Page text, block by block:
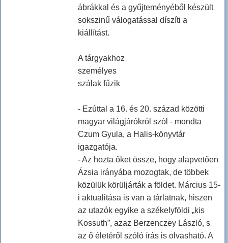
ábrákkal és a gyűjteményéből készült
sokszinű válogatással díszíti a
kiállítást.
A tárgyakhoz
személyes
szálak fűzik
- Ezúttal a 16. és 20. század közötti
magyar világjárókról szól - mondta
Czum Gyula, a Halis-könyvtár
igazgatója.
- Az hozta őket össze, hogy alapvetően
Ázsia irányába mozogtak, de többek
közülük körüljárták a földet. Március 15-
i aktualitása is van a tárlatnak, hiszen
az utazók egyike a székelyföldi „kis
Kossuth”, azaz Berzenczey László, s
az ő életéről szóló írás is olvasható. A